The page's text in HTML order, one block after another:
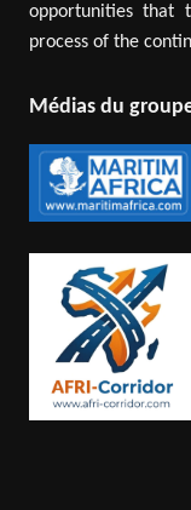
opportunities that
process of the
Médias du